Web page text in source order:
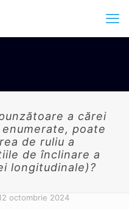
a cărei
poate
de ruliu a
de înclinare a
longitudinale)?
octombrie 2024